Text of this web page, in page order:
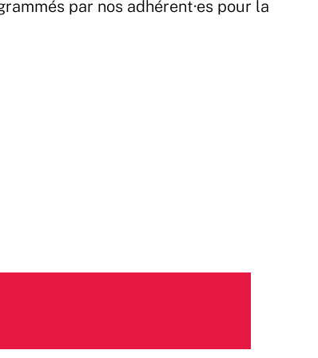
par nos adhérent·es pour la